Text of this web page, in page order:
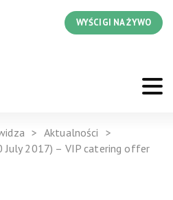
WYŚCIGI NA ŻYWO
Aktualności
July 2017) – VIP catering offer